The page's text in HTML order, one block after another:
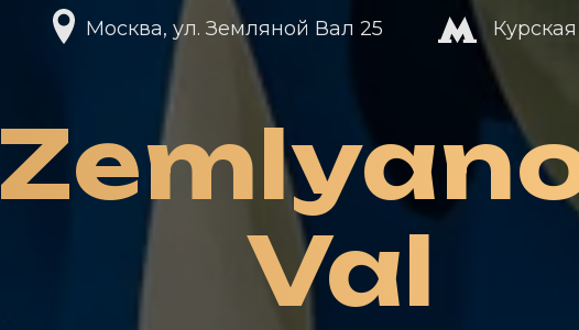
Val
Москва, ул. Земляной Вал 25 Курская